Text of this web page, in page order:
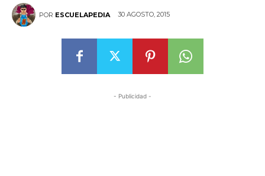
POR ESCUELAPEDIA 30 AGOSTO, 2015
- Publicidad -